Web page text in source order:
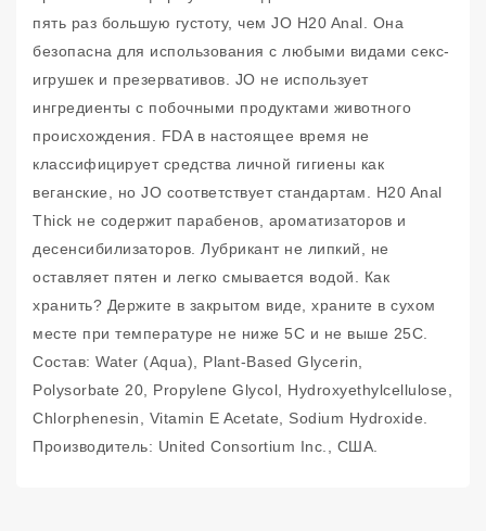
пять раз большую густоту, чем JO H20 Anal. Она
безопасна для использования с любыми видами секс-
игрушек и презервативов. JO не использует
ингредиенты с побочными продуктами животного
происхождения. FDA в настоящее время не
классифицирует средства личной гигиены как
веганские, но JO соответствует стандартам. H20 Anal
Thick не содержит парабенов, ароматизаторов и
десенсибилизаторов. Лубрикант не липкий, не
оставляет пятен и легко смывается водой. Как
хранить? Держите в закрытом виде, храните в сухом
месте при температуре не ниже 5С и не выше 25С.
Состав: Water (Aqua), Plant-Based Glycerin,
Polysorbate 20, Propylene Glycol, Hydroxyethylcellulose,
Chlorphenesin, Vitamin E Acetate, Sodium Hydroxide.
Производитель: United Consortium Inc., США.